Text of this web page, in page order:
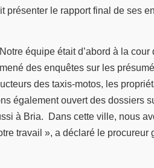
présenter le rapport final de ses
équipe était d’abord à la
des enquêtes sur les
des taxis-motos, les
également ouvert des dossiers
à Bria. Dans cette ville, nous
travail », a déclaré le